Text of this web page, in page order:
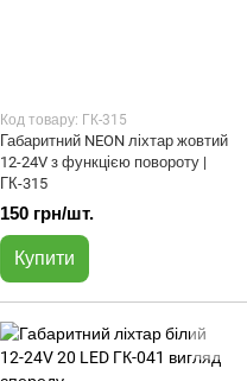
Код товару: ГК-315
Габаритний NEON ліхтар жовтий
12-24V з функцією повороту |
ГК-315
150 грн/шт.
Купити